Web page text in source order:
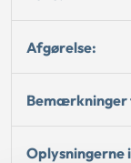
Afgørelse:
Bemærkninger
Oplysningerne